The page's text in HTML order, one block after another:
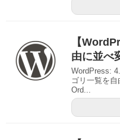
【
由に並べ
WordPress:
ゴリ一覧を
Ord...